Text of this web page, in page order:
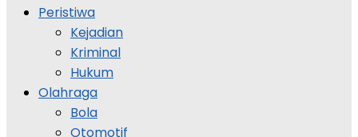
Peristiwa
Kejadian
Kriminal
Hukum
Olahraga
Bola
Otomotif